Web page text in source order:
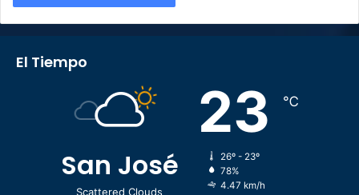
El Tiempo
San José
Scattered Clouds
23 ℃
26º - 23º
78%
4.47 km/h